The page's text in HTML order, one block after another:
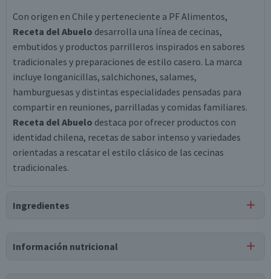
Con origen en Chile y perteneciente a PF Alimentos,
Receta del Abuelo desarrolla una línea de cecinas,
embutidos y productos parrilleros inspirados en sabores
tradicionales y preparaciones de estilo casero. La marca
incluye longanicillas, salchichones, salames,
hamburguesas y distintas especialidades pensadas para
compartir en reuniones, parrilladas y comidas familiares.
Receta del Abuelo destaca por ofrecer productos con
identidad chilena, recetas de sabor intenso y variedades
orientadas a rescatar el estilo clásico de las cecinas
tradicionales.
Ingredientes
Información nutricional